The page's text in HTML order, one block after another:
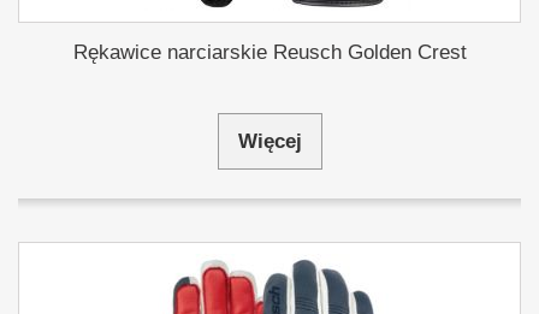
Rękawice narciarskie Reusch Golden Crest
Więcej